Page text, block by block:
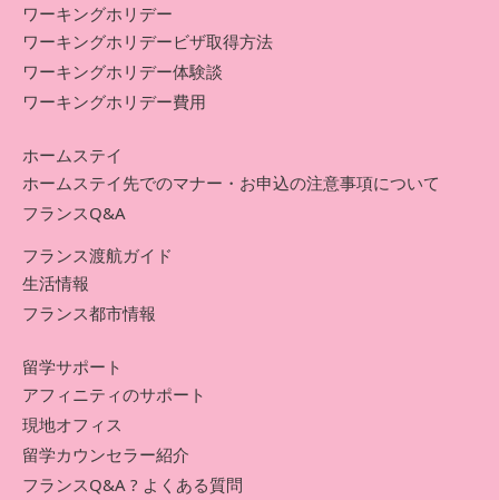
ワーキングホリデー
ワーキングホリデービザ取得方法
ワーキングホリデー体験談
ワーキングホリデー費用
ホームステイ
ホームステイ先でのマナー・お申込の注意事項について
フランスQ&A
フランス渡航ガイド
生活情報
フランス都市情報
留学サポート
アフィニティのサポート
現地オフィス
留学カウンセラー紹介
フランスQ&A ? よくある質問